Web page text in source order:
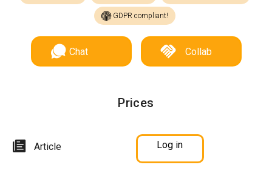
GDPR compliant!
Chat Collab
Prices
Article Log in